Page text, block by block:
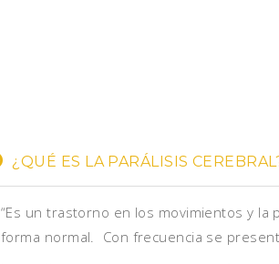
¿QUÉ ES LA PARÁLISIS
“Es un trastorno en los movimientos y
forma normal. Con frecuencia se